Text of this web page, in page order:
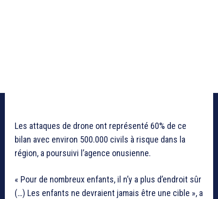
Les attaques de drone ont représenté 60% de ce
bilan avec environ 500.000 civils à risque dans la
région, a poursuivi l’agence onusienne.
« Pour de nombreux enfants, il n’y a plus d’endroit sûr
(…) Les enfants ne devraient jamais être une cible », a